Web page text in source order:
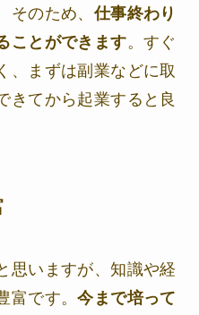
そのため、仕事終わり
ことができます。すぐ
、まずは副業などに取
きてから起業すると良
思いますが、知識や経
富です。今まで培って